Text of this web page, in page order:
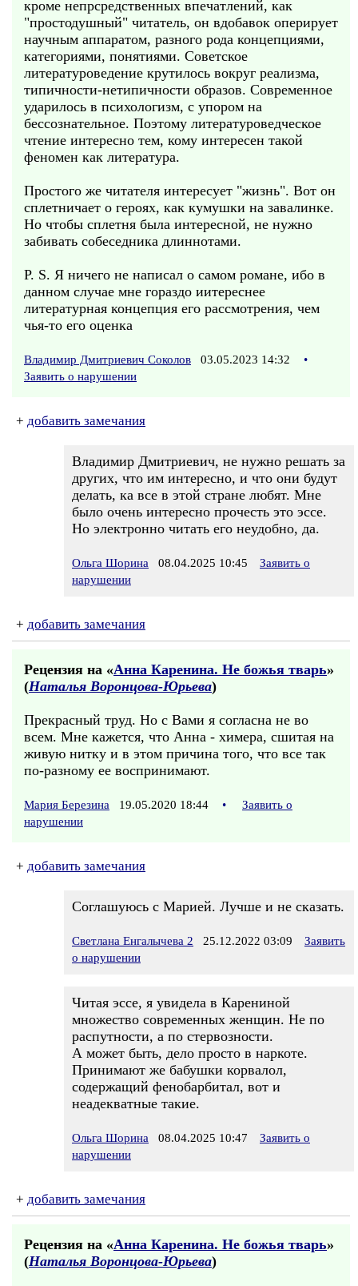
кроме непрсредственных впечатлений, как
"простодушный" читатель, он вдобавок оперирует
научным аппаратом, разного рода концепциями,
категориями, понятиями. Советское
литературоведение крутилось вокруг реализма,
типичности-нетипичности образов. Современное
ударилось в психологизм, с упором на
бессознательное. Поэтому литературоведческое
чтение интересно тем, кому интересен такой
феномен как литература.
Простого же читателя интересует "жизнь". Вот он
сплетничает о героях, как кумушки на завалинке.
Но чтобы сплетня была интересной, не нужно
забивать собеседника длиннотами.
P. S. Я ничего не написал о самом романе, ибо в
данном случае мне гораздо иитереснее
литературная концепция его рассмотрения, чем
чья-то его оценка
Владимир Дмитриевич Соколов 03.05.2023 14:32
•
Заявить о нарушении
+ добавить замечания
Владимир Дмитриевич, не нужно решать за
других, что им интересно, и что они будут
делать, ка все в этой стране любят. Мне
было очень интересно прочесть это эссе.
Но электронно читать его неудобно, да.
Ольга Шорина 08.04.2025 10:45
Заявить о
нарушении
+ добавить замечания
Рецензия на «Анна Каренина. Не божья тварь»
(Наталья Воронцова-Юрьева)
Прекрасный труд. Но с Вами я согласна не во
всем. Мне кажется, что Анна - химера, сшитая на
живую нитку и в этом причина того, что все так
по-разному ее воспринимают.
Мария Березина 19.05.2020 18:44 •
Заявить о
нарушении
+ добавить замечания
Соглашуюсь с Марией. Лучше и не сказать.
Светлана Енгалычева 2 25.12.2022 03:09
Заявить
о нарушении
Читая эссе, я увидела в Карениной
множество современных женщин. Не по
распутности, а по стервозности.
А может быть, дело просто в наркоте.
Принимают же бабушки корвалол,
содержащий фенобарбитал, вот и
неадекватные такие.
Ольга Шорина 08.04.2025 10:47
Заявить о
нарушении
+ добавить замечания
Рецензия на «Анна Каренина. Не божья тварь»
(Наталья Воронцова-Юрьева)